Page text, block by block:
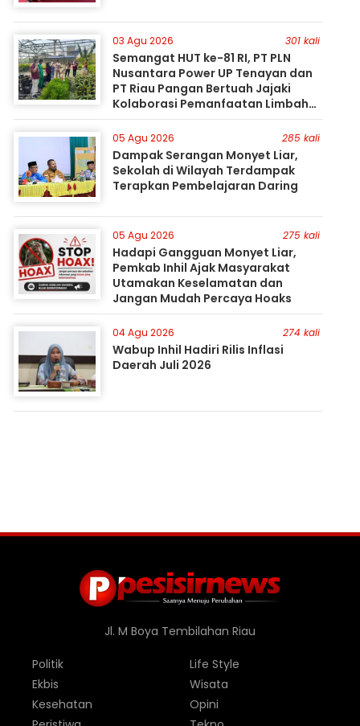
03 Agu 2026 301 kali
Semangat HUT ke-81 RI, PT PLN
Nusantara Power UP Tenayan dan
PT Riau Pangan Bertuah Jajaki
Kolaborasi Pemanfaatan Limbah
FABA untuk Dukung Swasembada
05 Agu 2026 285 kali
Dampak Serangan Monyet Liar,
Sekolah di Wilayah Terdampak
Terapkan Pembelajaran Daring
05 Agu 2026 275 kali
Hadapi Gangguan Monyet Liar,
Pemkab Inhil Ajak Masyarakat
Utamakan Keselamatan dan
Jangan Mudah Percaya Hoaks
04 Agu 2026 274 kali
Wabup Inhil Hadiri Rilis Inflasi
Daerah Juli 2026
Jl. M Boya Tembilahan Riau
Politik
Ekbis
Kesehatan
Life Style
Wisata
Opini